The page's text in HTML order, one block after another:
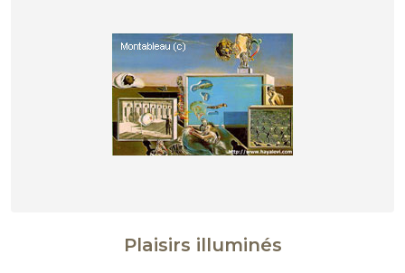
Plaisirs illuminés